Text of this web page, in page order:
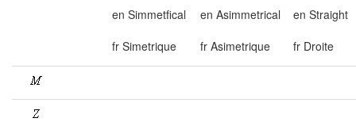
en Simmetfical
fr Simetrique
en Asimmetrical
fr Asimetrique
en Straight
fr Droite